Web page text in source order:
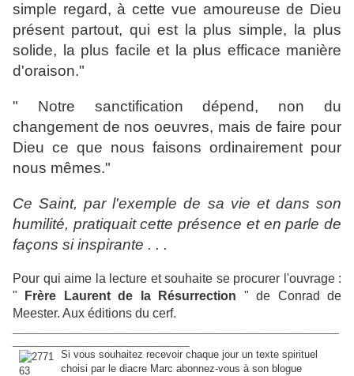
simple regard, à cette vue amoureuse de Dieu
présent partout, qui est la plus simple, la plus
solide, la plus facile et la plus efficace manière
d'oraison."
" Notre sanctification dépend, non du
changement de nos oeuvres, mais de faire pour
Dieu ce que nous faisons ordinairement pour
nous mêmes."
Ce Saint, par l'exemple de sa vie et dans son
humilité, pratiquait cette présence et en parle de
façons si inspirante . . .
Pour qui aime la lecture et souhaite se procurer l'ouvrage :
"
Frère Laurent de la Résurrection " de Conrad de
Meester. Aux éditions du cerf.
Si vous souhaitez recevoir chaque jour un texte spirituel
choisi par le diacre Marc abonnez-vous à son blogue